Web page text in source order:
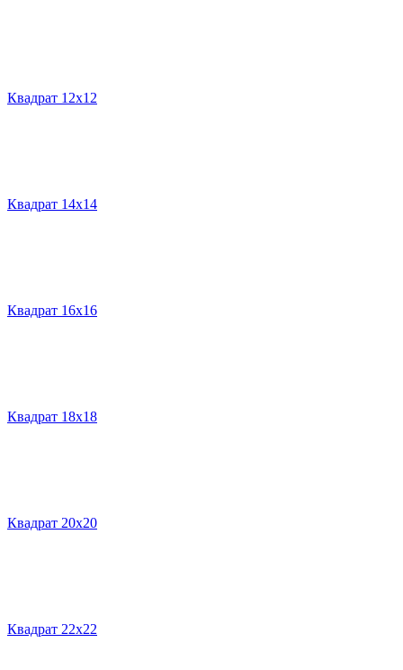
Квадрат 12х12
Квадрат 14х14
Квадрат 16х16
Квадрат 18х18
Квадрат 20х20
Квадрат 22х22